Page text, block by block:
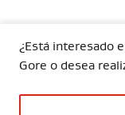
¿Está interesado
Gore o desea